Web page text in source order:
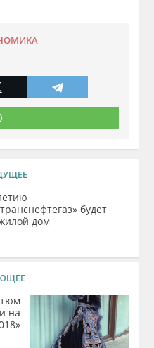
будет
дом
на